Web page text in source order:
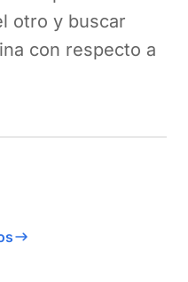
otro y buscar
con respecto a